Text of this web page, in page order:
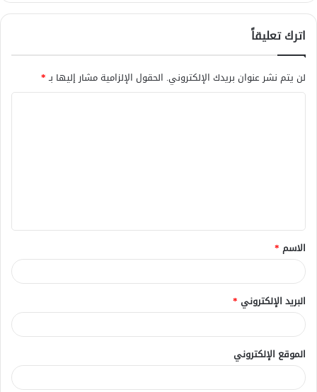
اترك تعليقاً
لن يتم نشر عنوان بريدك الإلكتروني. الحقول الإلزامية مشار إليها بـ*
ق
*
الاسم *
البريد الإلكتروني *
الموقع الإلكتروني